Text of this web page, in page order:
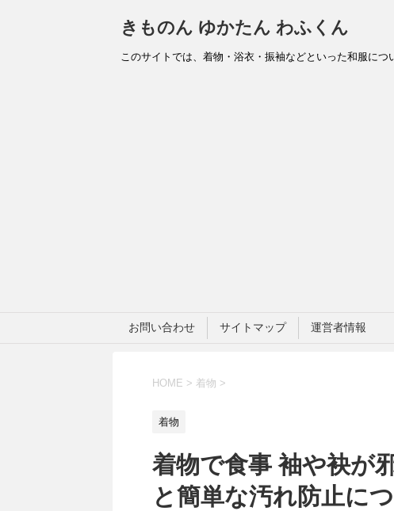
きものん ゆかたん わふくん
このサイトでは、着物・浴衣・振袖などといった和服につ
お問い合わせ サイトマップ 運営者情報
HOME > 着物 >
着物
着物で食事 袖や袂が
と簡単な汚れ防止に